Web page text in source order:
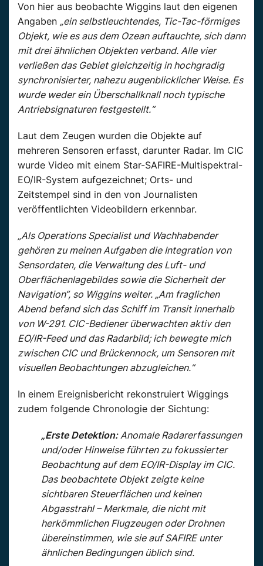
Von hier aus beobachte Wiggins laut den eigenen
Angaben „ein selbstleuchtendes, Tic-Tac-förmiges
Objekt, wie es aus dem Ozean auftauchte, sich dann
mit drei ähnlichen Objekten verband. Alle vier
verließen das Gebiet gleichzeitig in hochgradig
synchronisierter, nahezu augenblicklicher Weise. Es
wurde weder ein Überschallknall noch typische
Antriebsignaturen festgestellt.“
Laut dem Zeugen wurden die Objekte auf
mehreren Sensoren erfasst, darunter Radar. Im CIC
wurde Video mit einem Star-SAFIRE-Multispektral-
EO/IR-System aufgezeichnet; Orts- und
Zeitstempel sind in den von Journalisten
veröffentlichten Videobildern erkennbar.
„Als Operations Specialist und Wachhabender
gehören zu meinen Aufgaben die Integration von
Sensordaten, die Verwaltung des Luft- und
Oberflächenlagebildes sowie die Sicherheit der
Navigation“, so Wiggins weiter. „Am fraglichen
Abend befand sich das Schiff im Transit innerhalb
von W-291. CIC-Bediener überwachten aktiv den
EO/IR-Feed und das Radarbild; ich bewegte mich
zwischen CIC und Brückennock, um Sensoren mit
visuellen Beobachtungen abzugleichen.“
In einem Ereignisbericht rekonstruiert Wiggings
zudem folgende Chronologie der Sichtung:
„Erste Detektion:Anomale Radarerfassungen
und/oder Hinweise führten zu fokussierter
Beobachtung auf dem EO/IR-Display im CIC.
Das beobachtete Objekt zeigte keine
sichtbaren Steuerflächen und keinen
Abgasstrahl – Merkmale, die nicht mit
herkömmlichen Flugzeugen oder Drohnen
übereinstimmen, wie sie auf SAFIRE unter
ähnlichen Bedingungen üblich sind.